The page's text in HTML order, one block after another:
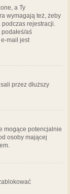
a Ty
wymagają też, żeby
podczas rejestracji.
aś
mail jest
przez dłuższy
mogące potencjalnie
osoby mającej